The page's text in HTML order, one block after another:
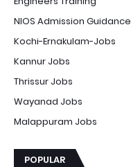
NIOS Admission Guidance
Kochi-Ernakulam-Jobs
Kannur Jobs
Thrissur Jobs
Wayanad Jobs
Malappuram Jobs
POPULAR